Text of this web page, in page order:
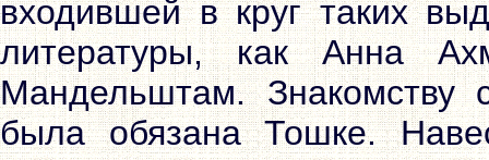
входившей в круг таких
литературы, как Анна
Мандельштам.
была обязана Тошке.